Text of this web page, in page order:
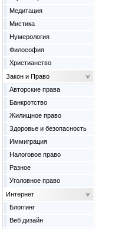
Медитация
Мистика
Нумерология
Философия
Христианство
Закон и Право
Авторские права
Банкротство
Жилищное право
Здоровье и безопасность
Иммиграция
Налоговое право
Разное
Уголовное право
Интернет
Блоггинг
Веб дизайн